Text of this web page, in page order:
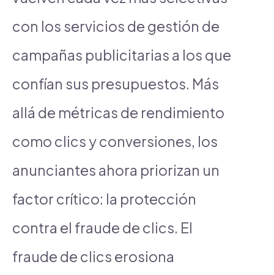
con los servicios de gestión de
campañas publicitarias a los que
confían sus presupuestos. Más
allá de métricas de rendimiento
como clics y conversiones, los
anunciantes ahora priorizan un
factor crítico: la protección
contra el fraude de clics. El
fraude de clics erosiona